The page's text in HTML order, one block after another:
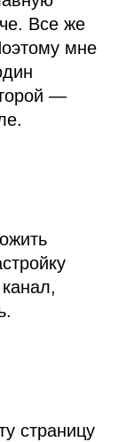
Все же
мне
—
страницу